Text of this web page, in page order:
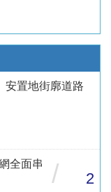
置地街廓道路
全面串
/ 2